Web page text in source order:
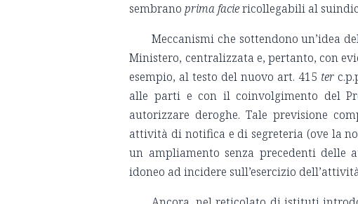
sembranoprimafaciericollegabili al
Meccanismi che sottendono un’idea
Ministero, centralizzata e, pertanto, con
esempio, al testo del nuovo art. 415 ter
alle parti e con il coinvolgimento del
autorizzare deroghe. Tale previsione
attività di notifica e di segreteria (ove la
un ampliamento senza precedenti delle
idoneo ad incidere sull’esercizio